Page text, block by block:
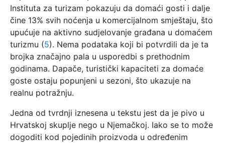
Instituta za turizam pokazuju da domaći gosti i dalje
čine 13% svih noćenja u komercijalnom smještaju, što
upućuje na aktivno sudjelovanje građana u domaćem
turizmu (5). Nema podataka koji bi potvrdili da je ta
brojka značajno pala u usporedbi s prethodnim
godinama. Dapače, turistički kapaciteti za domaće
goste ostaju popunjeni u sezoni, što ukazuje na
realnu potražnju.
Jedna od tvrdnji iznesena u tekstu jest da je pivo u
Hrvatskoj skuplje nego u Njemačkoj. Iako se to može
dogoditi kod pojedinih proizvoda u određenim